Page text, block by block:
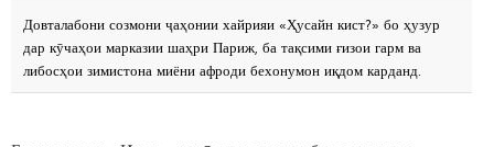
Довталабони созмони ҷаҳонии хайрияи «Ҳусайн кист?» бо ҳузур
дар кӯчаҳои марказии шаҳри Париж, ба тақсими ғизои гарм ва
либосҳои зимистона миёни афроди бехонумон иқдом карданд.